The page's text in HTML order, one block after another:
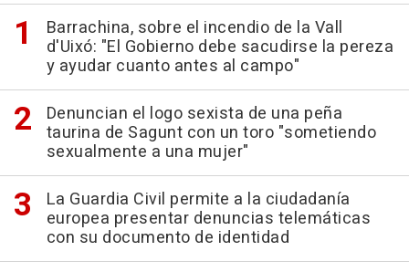
Barrachina, sobre el incendio de la Vall
d'Uixó: "El Gobierno debe sacudirse la pereza
y ayudar cuanto antes al campo"
Denuncian el logo sexista de una peña
taurina de Sagunt con un toro "sometiendo
sexualmente a una mujer"
La Guardia Civil permite a la ciudadanía
europea presentar denuncias telemáticas
con su documento de identidad